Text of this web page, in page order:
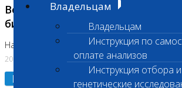
Владельцам
Владельцам
Инструкция по
оплате анализов
Инструкция отбора
генетические
Возобновлено выполнение
биохимических исследований
На Нагорной
20.07.2026
Подробнее